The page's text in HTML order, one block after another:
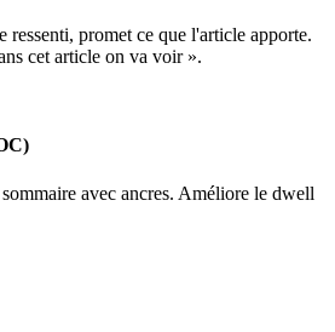
ressenti, promet ce que l'article apporte.
cet article on va voir ».
avec ancres. Améliore le dwell